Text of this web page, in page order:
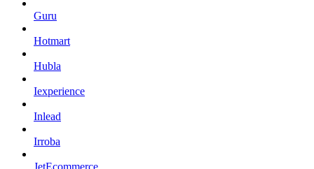
Guru
Hotmart
Hubla
Iexperience
Inlead
Irroba
JetEcommerce